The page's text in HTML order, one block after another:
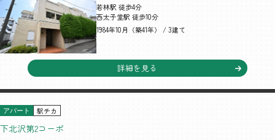
若林駅 徒歩4分
西太子堂駅 徒歩10分
1984年10月（築41年） / 3建て
詳細を見る
アパート 駅チカ
下北沢第2コーポ